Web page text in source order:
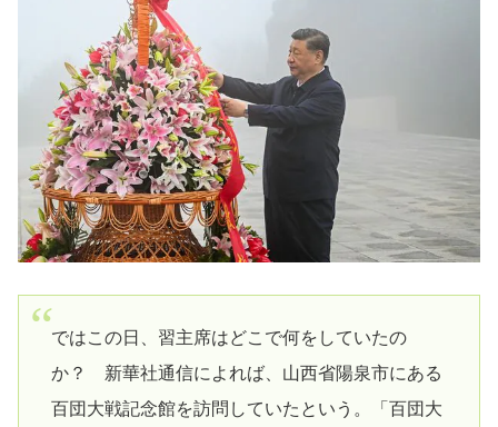
ではこの日、習主席はどこで何をしていたの
か？ 新華社通信によれば、山西省陽泉市にある
百団大戦記念館を訪問していたという。「百団大